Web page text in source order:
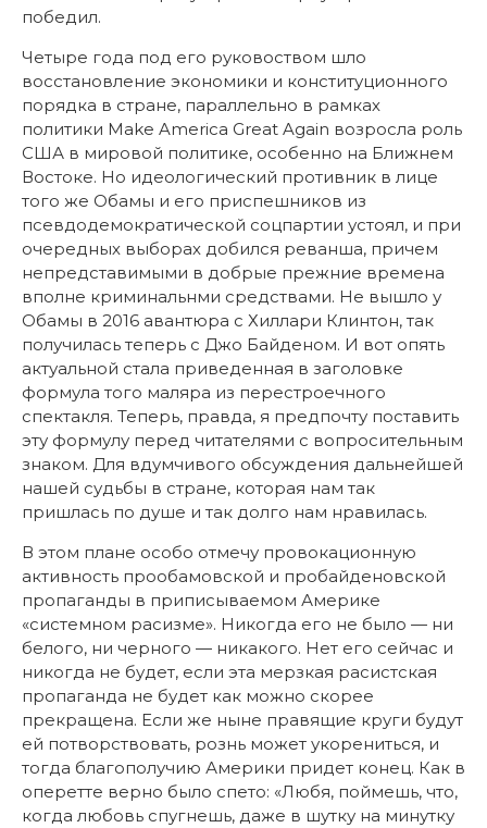
победил.
Четыре года под его руковоством шло
восстановление экономики и конституционного
порядка в стране, параллельно в рамках
политики Make America Great Again возросла роль
США в мировой политике, особенно на Ближнем
Востоке. Но идеологический противник в лице
того же Обамы и его приспешников из
псевдодемократической соцпартии устоял, и при
очередных выборах добился реванша, причем
непредставимыми в добрые прежние времена
вполне криминальнми средствами. Не вышло у
Обамы в 2016 авантюра с Хиллари Клинтон, так
получилась теперь с Джо Байденом. И вот опять
актуальной стала приведенная в заголовке
формула того маляра из перестроечного
спектакля. Теперь, правда, я предпочту поставить
эту формулу перед читателями с вопросительным
знаком. Для вдумчивого обсуждения дальнейшей
нашей судьбы в стране, которая нам так
пришлась по душе и так долго нам нравилась.
В этом плане особо отмечу провокационную
активность прообамовской и пробайденовской
пропаганды в приписываемом Америке
«системном расизме». Никогда его не было — ни
белого, ни черного — никакого. Нет его сейчас и
никогда не будет, если эта мерзкая расистская
пропаганда не будет как можно скорее
прекращена. Если же ныне правящие круги будут
ей потворствовать, рознь может укорениться, и
тогда благополучию Америки придет конец. Как в
оперетте верно было спето: «Любя, поймешь, что,
когда любовь спугнешь, даже в шутку на минутку